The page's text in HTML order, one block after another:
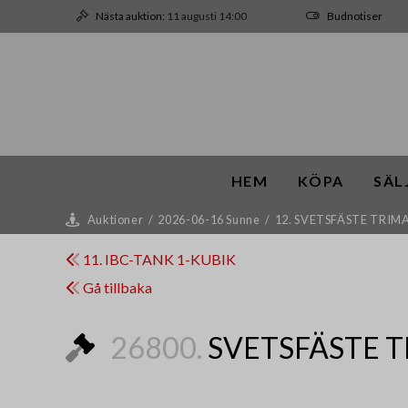
Nästa auktion: 11 augusti 14:00 Budnotiser
HEM KÖPA
Auktioner / 2026-06-16 Sunne / 12. SVETSFÄSTE
11. IBC-TANK 1-KUBIK
Gå tillbaka
26800. SVETSFÄSTE